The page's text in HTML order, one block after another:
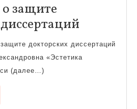
защите
о
защите
докторских диссертаций
«Эстетика
(далее…)